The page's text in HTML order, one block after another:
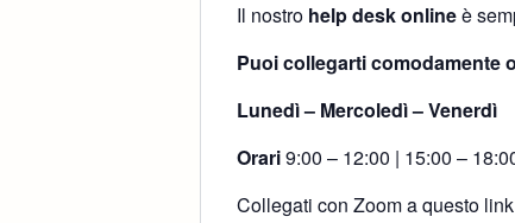
Il nostro help desk onlineè
Puoi collegarti comodamente
Lunedì – Mercoledì – Venerdì
Orari9:00 – 12:00 | 15:00 –
Collegati con Zoom a questo